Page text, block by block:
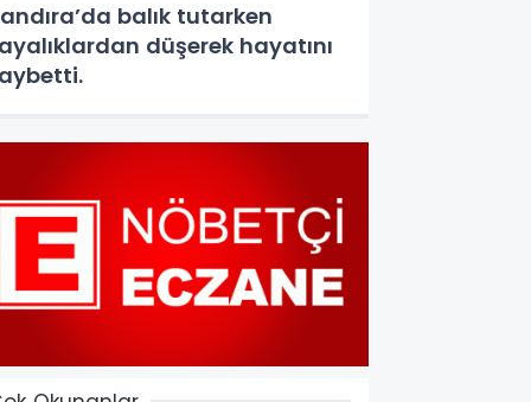
balık tutarken
düşerek hayatını